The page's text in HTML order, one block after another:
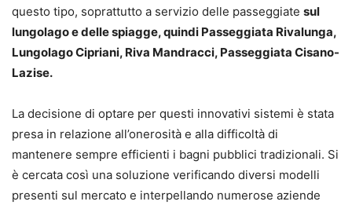
questo tipo, soprattutto a servizio delle passeggiate sul
lungolago e delle spiagge, quindi Passeggiata Rivalunga,
Lungolago Cipriani, Riva Mandracci, Passeggiata Cisano-
Lazise.
La decisione di optare per questi innovativi sistemi è stata
presa in relazione all’onerosità e alla difficoltà di
mantenere sempre efficienti i bagni pubblici tradizionali. Si
è cercata così una soluzione verificando diversi modelli
presenti sul mercato e interpellando numerose aziende